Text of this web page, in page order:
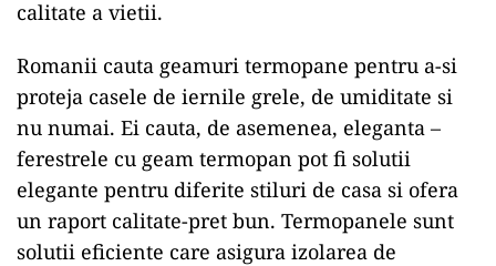
calitate a vietii.
Romanii cauta geamuri termopane pentru a-si
proteja casele de iernile grele, de umiditate si
nu numai. Ei cauta, de asemenea, eleganta –
ferestrele cu geam termopan pot fi solutii
elegante pentru diferite stiluri de casa si ofera
un raport calitate-pret bun. Termopanele sunt
solutii eficiente care asigura izolarea de